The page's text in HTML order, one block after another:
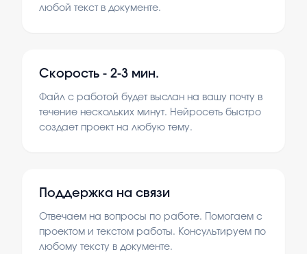
любой текст в документе.
Скорость - 2-3 мин.
Файл с работой будет выслан на вашу почту в
течение нескольких минут. Нейросеть быстро
создает проект на любую тему.
Поддержка на связи
Отвечаем на вопросы по работе. Помогаем с
проектом и текстом работы. Консультируем по
любому тексту в документе.